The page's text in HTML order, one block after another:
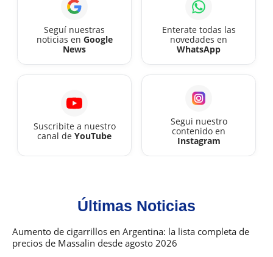
agosto
2026
categoría
por
categoría
Seguí nuestras
noticias en Google
News
Enterate todas las
novedades en
WhatsApp
Suscribite a nuestro
canal de YouTube
Segui nuestro
contenido en
Instagram
Últimas Noticias
Aumento de cigarrillos en Argentina: la lista completa de
precios de Massalin desde agosto 2026